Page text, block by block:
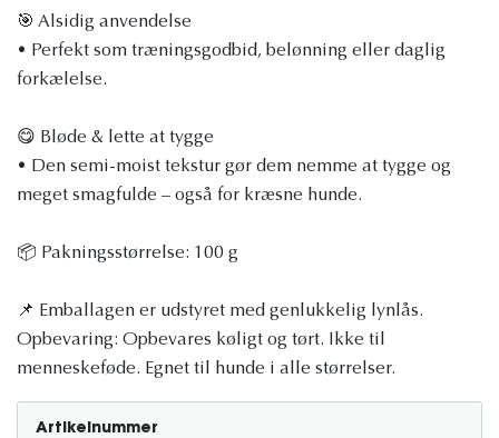
🎯 Alsidig anvendelse
• Perfekt som træningsgodbid, belønning eller daglig
forkælelse.
😋 Bløde & lette at tygge
• Den semi-moist tekstur gør dem nemme at tygge og
meget smagfulde – også for kræsne hunde.
📦 Pakningsstørrelse: 100 g
📌 Emballagen er udstyret med genlukkelig lynlås.
Opbevaring: Opbevares køligt og tørt. Ikke til
menneskeføde. Egnet til hunde i alle størrelser.
Artikelnummer